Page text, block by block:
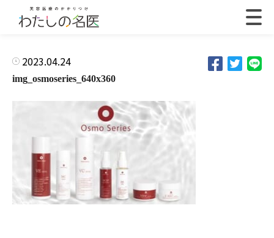
2023.04.24
img_osmoseries_640x360